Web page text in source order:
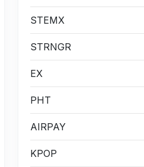
STEMX
STRNGR
EX
PHT
AIRPAY
KPOP